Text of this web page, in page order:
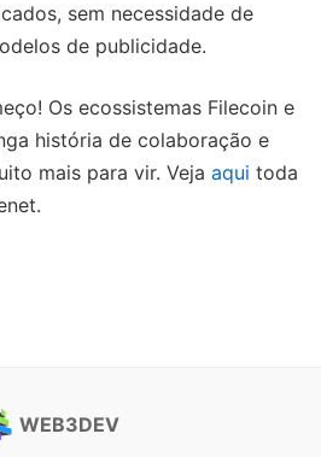
sem necessidade de
de publicidade.
Os ecossistemas Filecoin e
história de colaboração e
mais para vir. Veja aqui toda
WEB3DEV